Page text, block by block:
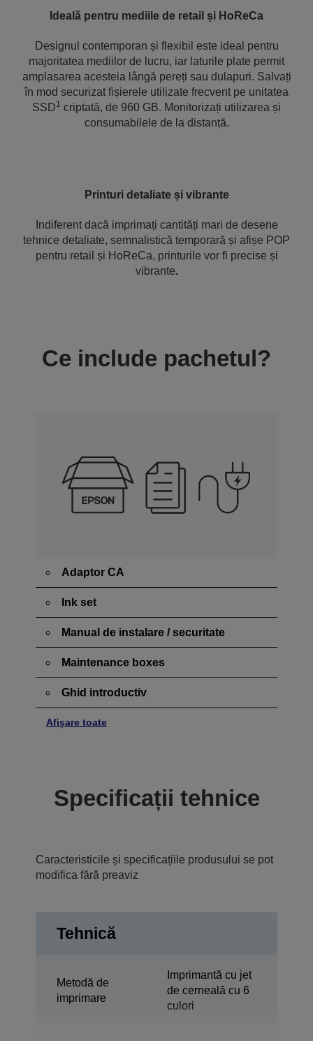
Ideală pentru mediile de retail și HoReCa
Designul contemporan și flexibil este ideal pentru
majoritatea mediilor de lucru, iar laturile plate permit
amplasarea acesteia lângă pereți sau dulapuri. Salvați
în mod securizat fișierele utilizate frecvent pe unitatea
SSD1 criptată, de 960 GB. Monitorizați utilizarea și
consumabilele de la distanță.
Printuri detaliate și vibrante
Indiferent dacă imprimați cantități mari de desene
tehnice detaliate, semnalistică temporară și afișe POP
pentru retail și HoReCa, printurile vor fi precise și
vibrante.
Ce include pachetul?
Adaptor CA
Ink set
Manual de instalare / securitate
Maintenance boxes
Ghid introductiv
Afișare toate
Specificații tehnice
Caracteristicile și specificațiile produsului se pot
modifica fără preaviz
Tehnică
Metodă de
imprimare
Imprimantă cu jet
de cerneală cu 6
culori